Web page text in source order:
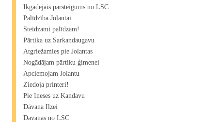
Ikgadējais pārsteigums no LSC
Palīdzība Jolantai
Steidzami palīdzam!
Pārtika uz Sarkandaugavu
Atgriežamies pie Jolantas
Nogādājam pārtiku ģimenei
Apciemojam Jolantu
Ziedoja printeri!
Pie Ineses uz Kandavu
Dāvana Ilzei
Dāvanas no LSC